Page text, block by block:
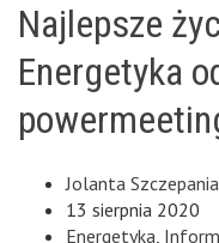
Najlepsze
Energetyka
Jolanta
13 sierpnia 2020
Energetyka